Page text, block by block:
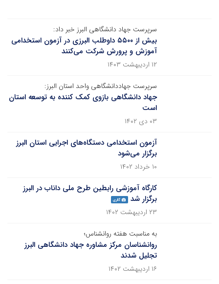
سرپرست جهاد دانشگاهی البرز خبر داد:
بیش از ۵۵۰۰ داوطلب البرزی در آزمون استخدامی
آموزش و پرورش شرکت می‌کنند
۱۲ اردیبهشت ۱۴۰۳
سرپرست جهاددانشگاهی واحد استان البرز:
جهاد دانشگاهی بازوی کمک کننده به توسعه استان
است
۰۳ دی ۱۴۰۲
آزمون استخدامی دستگاه‌های اجرایی استان البرز
برگزار می‌شود
۱۰ خرداد ۱۴۰۲
کارگاه آموزشی رابطین طرح ملی داناب در البرز
برگزار شد
گالری
۲۳ اردیبهشت ۱۴۰۲
به مناسبت هفته روانشناس؛
روانشناسان مرکز مشاوره جهاد دانشگاهی البرز
تجلیل شدند
۱۶ اردیبهشت ۱۴۰۲